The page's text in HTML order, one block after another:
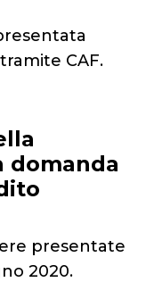
CAF.
domanda
presentate
2020.